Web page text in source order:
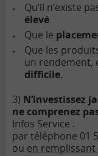
Qu’il n’existe
élevé
Que le
Que les
un rendement,
difficile.
3) N‘investissez
ne comprenez
Infos Service :
par téléphone 01
ou en